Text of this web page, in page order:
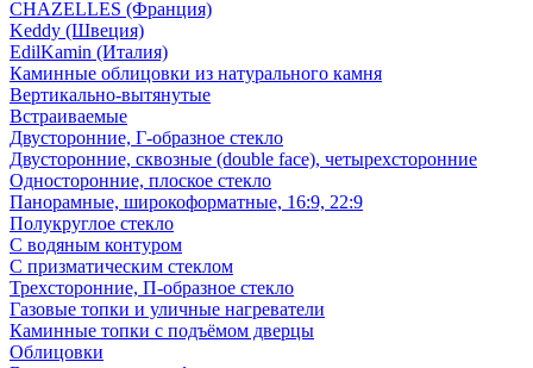
CHAZELLES (Франция)
Keddy (Швеция)
EdilKamin (Италия)
Каминные облицовки из натурального камня
Вертикально-вытянутые
Встраиваемые
Двусторонние, Г-образное стекло
Двусторонние, сквозные (double face), четырехсторонние
Односторонние, плоское стекло
Панорамные, широкоформатные, 16:9, 22:9
Полукруглое стекло
С водяным контуром
С призматическим стеклом
Трехсторонние, П-образное стекло
Газовые топки и уличные нагреватели
Каминные топки с подъёмом дверцы
Облицовки